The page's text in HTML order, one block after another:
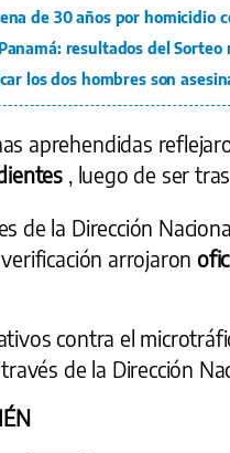
de 30 años por homicidio
resultados del
los dos hombres son
aprehendidas
, luego de ser
de la Dirección
arrojaron
contra el
de la Dirección